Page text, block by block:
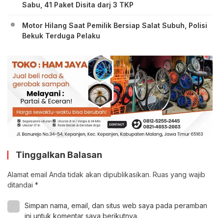
Sabu, 41 Paket Disita darj 3 TKP
Motor Hilang Saat Pemilik Bersiap Salat Subuh, Polisi
Bekuk Terduga Pelaku
Tinggalkan Balasan
Alamat email Anda tidak akan dipublikasikan. Ruas yang wajib
ditandai *
Simpan nama, email, dan situs web saya pada peramban
ini untuk komentar saya berikutnya.